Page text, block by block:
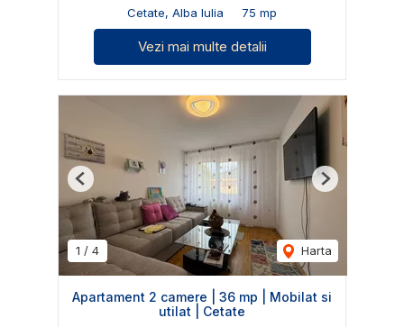
Cetate, Alba Iulia
75 mp
Vezi mai multe detalii
1 / 4 Harta
Previous Next
Apartament 2 camere | 36 mp | Mobilat si
utilat | Cetate